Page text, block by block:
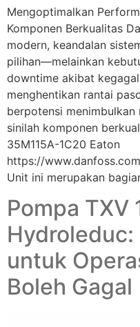
Mengoptimalkan
Komponen Berkualitas
modern, keandalan
pilihan—melainkan
downtime akibat
menghentikan rantai
berpotensi
sinilah komponen
35M115A-1C20 Eaton
https://
Unit ini merupakan
Pompa TXV
untuk
Boleh Gagal